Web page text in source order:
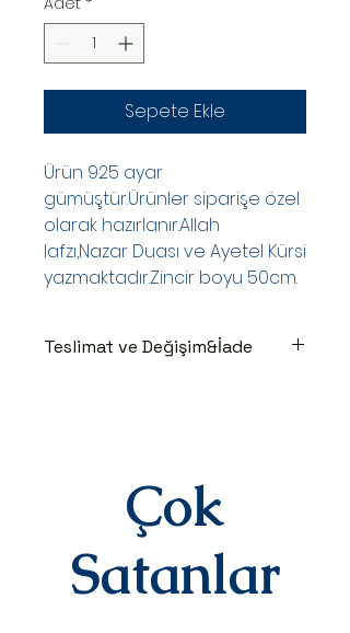
Sepete Ekle
Ürün 925 ayar
gümüştür.Ürünler siparişe özel
olarak hazırlanır.Allah
lafzı,Nazar Duası ve Ayetel Kürsi
yazmaktadır.Zincir boyu 50cm.
Teslimat ve Değişim&İade
edilir.Kargoya teslim edildiğinde
takip numaranız,anlaşmalı kargo
firmamız olan Yurtiçi Kargo
tarafından size sms olarak iletilir.
DEĞİŞİM&İADE
Kişiye özel
Çok
Satanlar